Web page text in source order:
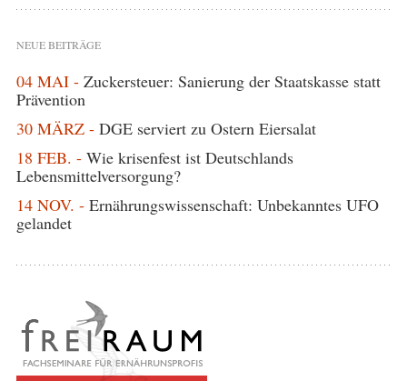
NEUE BEITRÄGE
04 MAI - Zuckersteuer: Sanierung der Staatskasse statt
Prävention
30 MÄRZ - DGE serviert zu Ostern Eiersalat
18 FEB. - Wie krisenfest ist Deutschlands
Lebensmittelversorgung?
14 NOV. - Ernährungswissenschaft: Unbekanntes UFO
gelandet